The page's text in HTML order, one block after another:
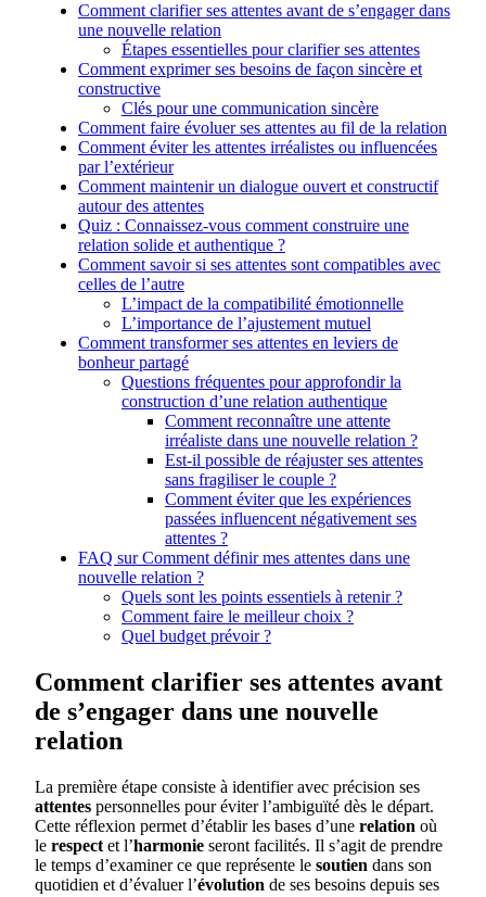
Comment clarifier ses attentes avant de s’engager dans
une nouvelle relation
Étapes essentielles pour clarifier ses attentes
Comment exprimer ses besoins de façon sincère et
constructive
Clés pour une communication sincère
Comment faire évoluer ses attentes au fil de la relation
Comment éviter les attentes irréalistes ou influencées
par l’extérieur
Comment maintenir un dialogue ouvert et constructif
autour des attentes
Quiz : Connaissez-vous comment construire une
relation solide et authentique ?
Comment savoir si ses attentes sont compatibles avec
celles de l’autre
L’impact de la compatibilité émotionnelle
L’importance de l’ajustement mutuel
Comment transformer ses attentes en leviers de
bonheur partagé
Questions fréquentes pour approfondir la
construction d’une relation authentique
Comment reconnaître une attente
irréaliste dans une nouvelle relation ?
Est-il possible de réajuster ses attentes
sans fragiliser le couple ?
Comment éviter que les expériences
passées influencent négativement ses
attentes ?
FAQ sur Comment définir mes attentes dans une
nouvelle relation ?
Quels sont les points essentiels à retenir ?
Comment faire le meilleur choix ?
Quel budget prévoir ?
Comment clarifier ses attentes avant
de s’engager dans une nouvelle
relation
La première étape consiste à identifier avec précision ses
attentes personnelles pour éviter l’ambiguïté dès le départ.
Cette réflexion permet d’établir les bases d’une relation où
le respect et l’harmonie seront facilités. Il s’agit de prendre
le temps d’examiner ce que représente le soutien dans son
quotidien et d’évaluer l’évolution de ses besoins depuis ses